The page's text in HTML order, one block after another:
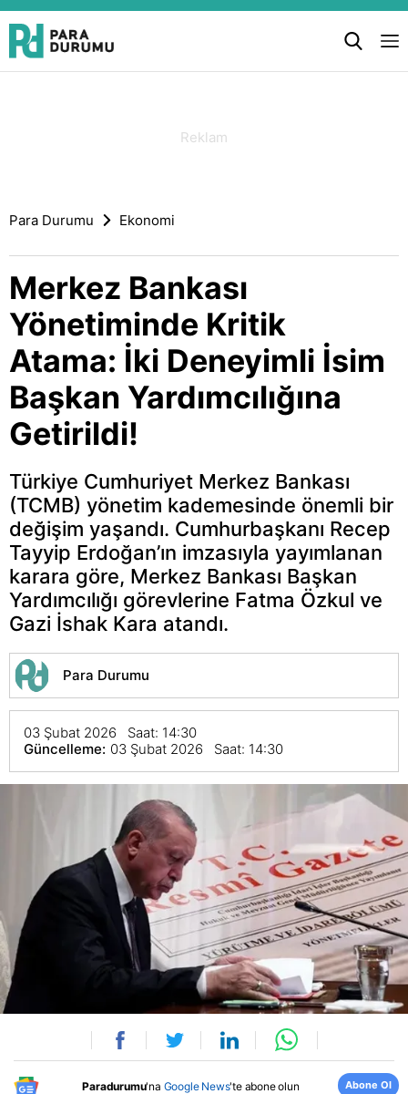
Para Durumu Ekonomi
Merkez Bankası
Yönetiminde Kritik
Atama: İki Deneyimli İsim
Başkan Yardımcılığına
Getirildi!
Türkiye Cumhuriyet Merkez Bankası
(TCMB) yönetim kademesinde önemli bir
değişim yaşandı. Cumhurbaşkanı Recep
Tayyip Erdoğan’ın imzasıyla yayımlanan
karara göre, Merkez Bankası Başkan
Yardımcılığı görevlerine Fatma Özkul ve
Gazi İshak Kara atandı.
Para Durumu
03 Şubat 2026 Saat: 14:30
Güncelleme: 03 Şubat 2026 Saat: 14:30
Paradurumu'na Google News'te abone olun Abone Ol